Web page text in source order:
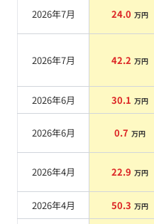
2026年7月 24.0 万円
2026年7月 42.2 万円
2026年6月 30.1 万円
2026年6月 0.7 万円
2026年4月 22.9 万円
2026年4月
50.3 万円